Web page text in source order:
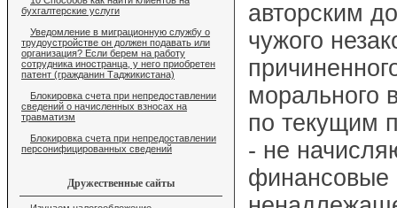
бухгалтерские услуги
Уведомление в миграционную службу о
трудоустройстве он должен подавать или
организация? Если берем на работу
сотрудника иностранца, у него приобретен
патент (гражданин Таджикистана)
Блокировка счета при непредоставлении
сведений о начисленных взносах на
травматизм
Блокировка счета при непредоставлении
персонифицированных сведений
Дружественные сайты
авторским
чужого
морального
по текущим
- не
финансовые